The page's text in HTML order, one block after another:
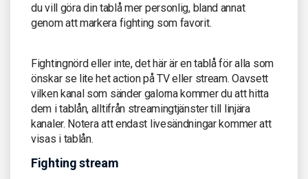
du vill göra din tablå mer personlig, bland annat
genom att markera fighting som favorit.
Fightingnörd eller inte, det här är en tablå för alla som
önskar se lite het action på TV eller stream. Oavsett
vilken kanal som sänder galorna kommer du att hitta
dem i tablån, alltifrån streamingtjänster till linjära
kanaler. Notera att endast livesändningar kommer att
visas i tablån.
Fighting stream